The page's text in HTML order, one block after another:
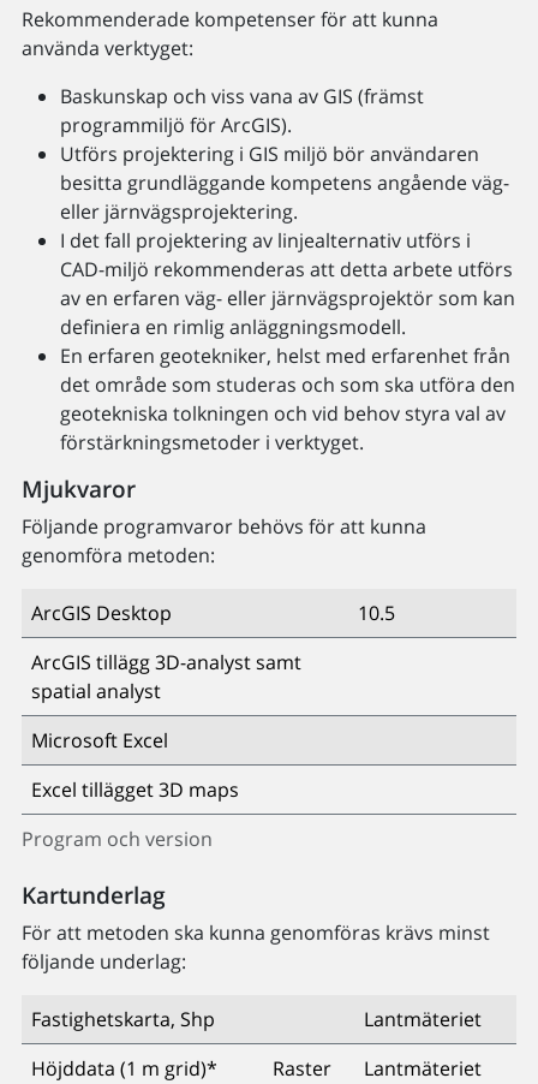
Rekommenderade kompetenser för att kunna
använda verktyget:
Baskunskap och viss vana av GIS (främst
programmiljö för ArcGIS).
Utförs projektering i GIS miljö bör användaren
besitta grundläggande kompetens angående väg-
eller järnvägsprojektering.
I det fall projektering av linjealternativ utförs i
CAD-miljö rekommenderas att detta arbete utförs
av en erfaren väg- eller järnvägsprojektör som kan
definiera en rimlig anläggningsmodell.
En erfaren geotekniker, helst med erfarenhet från
det område som studeras och som ska utföra den
geotekniska tolkningen och vid behov styra val av
förstärkningsmetoder i verktyget.
Mjukvaror
Följande programvaror behövs för att kunna
genomföra metoden:
Program och version
ArcGIS Desktop
10.5
ArcGIS tillägg 3D-analyst samt
spatial analyst
Microsoft Excel
Excel tillägget 3D maps
Kartunderlag
För att metoden ska kunna genomföras krävs minst
följande underlag:
Fastighetskarta, Shp
Lantmäteriet
Höjddata (1 m grid)*
Raster
Lantmäteriet